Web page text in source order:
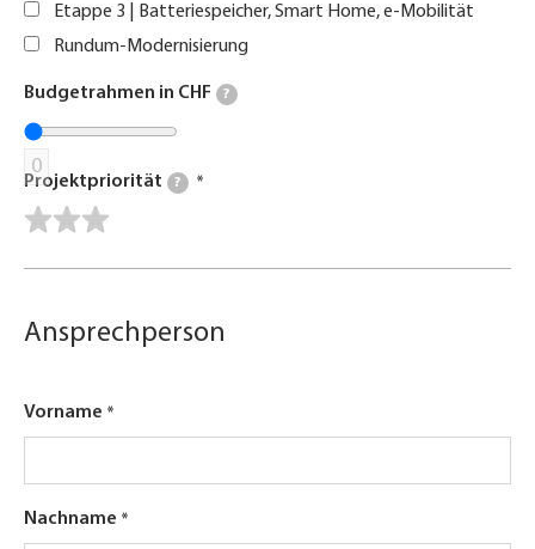
Etappe 3 | Batteriespeicher, Smart Home, e-Mobilität
Rundum-Modernisierung
Budgetrahmen in CHF ?
0
Projektpriorität ?
Ansprechperson
Vorname
Nachname